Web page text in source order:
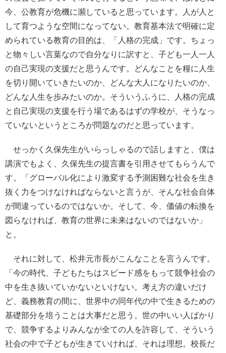
今、公教育が危機に瀕していると思っています。人が人と
して育つような空間になってない。教育基本法で明確に定
められている教育の目的は、「人格の完成」です。ちょっ
と物々しい言葉なので自分なりに訳すと、子ども一人一人
の自己実現の支援だと思うんです。どんなことを糧に人生
を切り開いていきたいのか、どんな大人になりたいのか、
どんな人生を歩みたいのか。そういうふうに、人格の完成
と自己実現の支援を行う場であるはずの学校が、そうなっ
ていないというところが問題なのだと思っています。
せっかく久保先生がいらっしゃるので話しますと、僕は
講演でもよく、久保先生の提言書を引用させてもらうんで
す。「グローバル化により激変する予測困難な社会を生き
抜く力をつけなければならないと言うが、そんな社会自体
が間違っているのではないか。そして、今、価値の転換を
図らなければ、教育の世界に未来はないのではないか」
と。
それに対して、松井元市長がこんなことを言うんです。
「今の時代、子どもたちはスピード感をもって競争社会の
中を生き抜いていかないといけない。考え方の違いだけ
ど、義務教育の間に、世界中の同年代の中で生きるための
基礎部分を培うことは大事だと思う。世の中いい人ばかり
で、競争するよりみんなが全ての人を許容して、そういう
社会の中で子どもが生きていければ、それは理想。校長だ